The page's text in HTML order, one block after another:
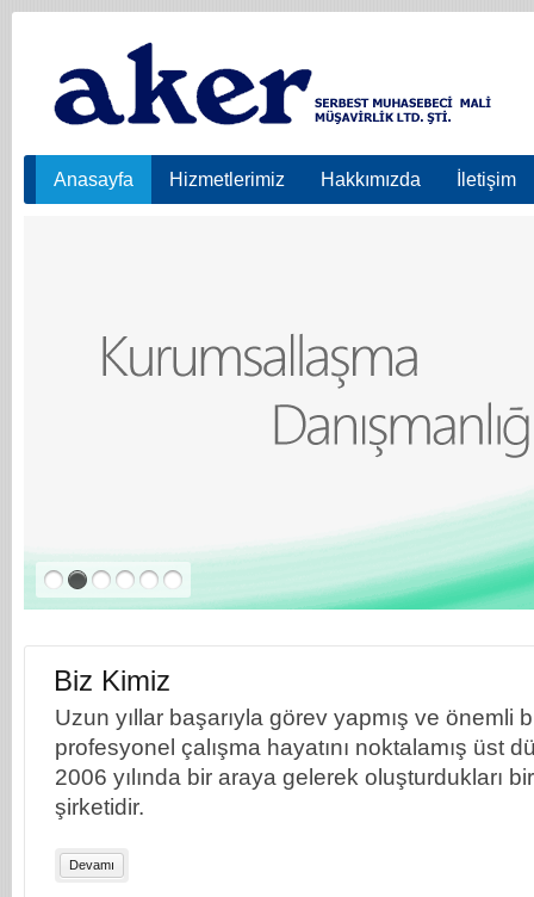
Anasayfa Hizmetlerimiz Hakkımızda İletişim
Biz Kimiz
Uzun yıllar başarıyla görev yapmış ve önemli
profesyonel çalışma hayatını noktalamış üst
2006 yılında bir araya gelerek oluşturdukları
şirketidir.
Devamı